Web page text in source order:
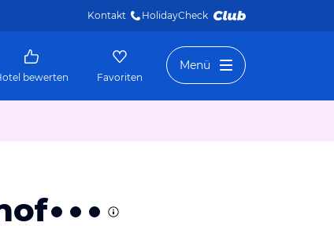
Kontakt HolidayCheck
bewerten Favoriten
Menü